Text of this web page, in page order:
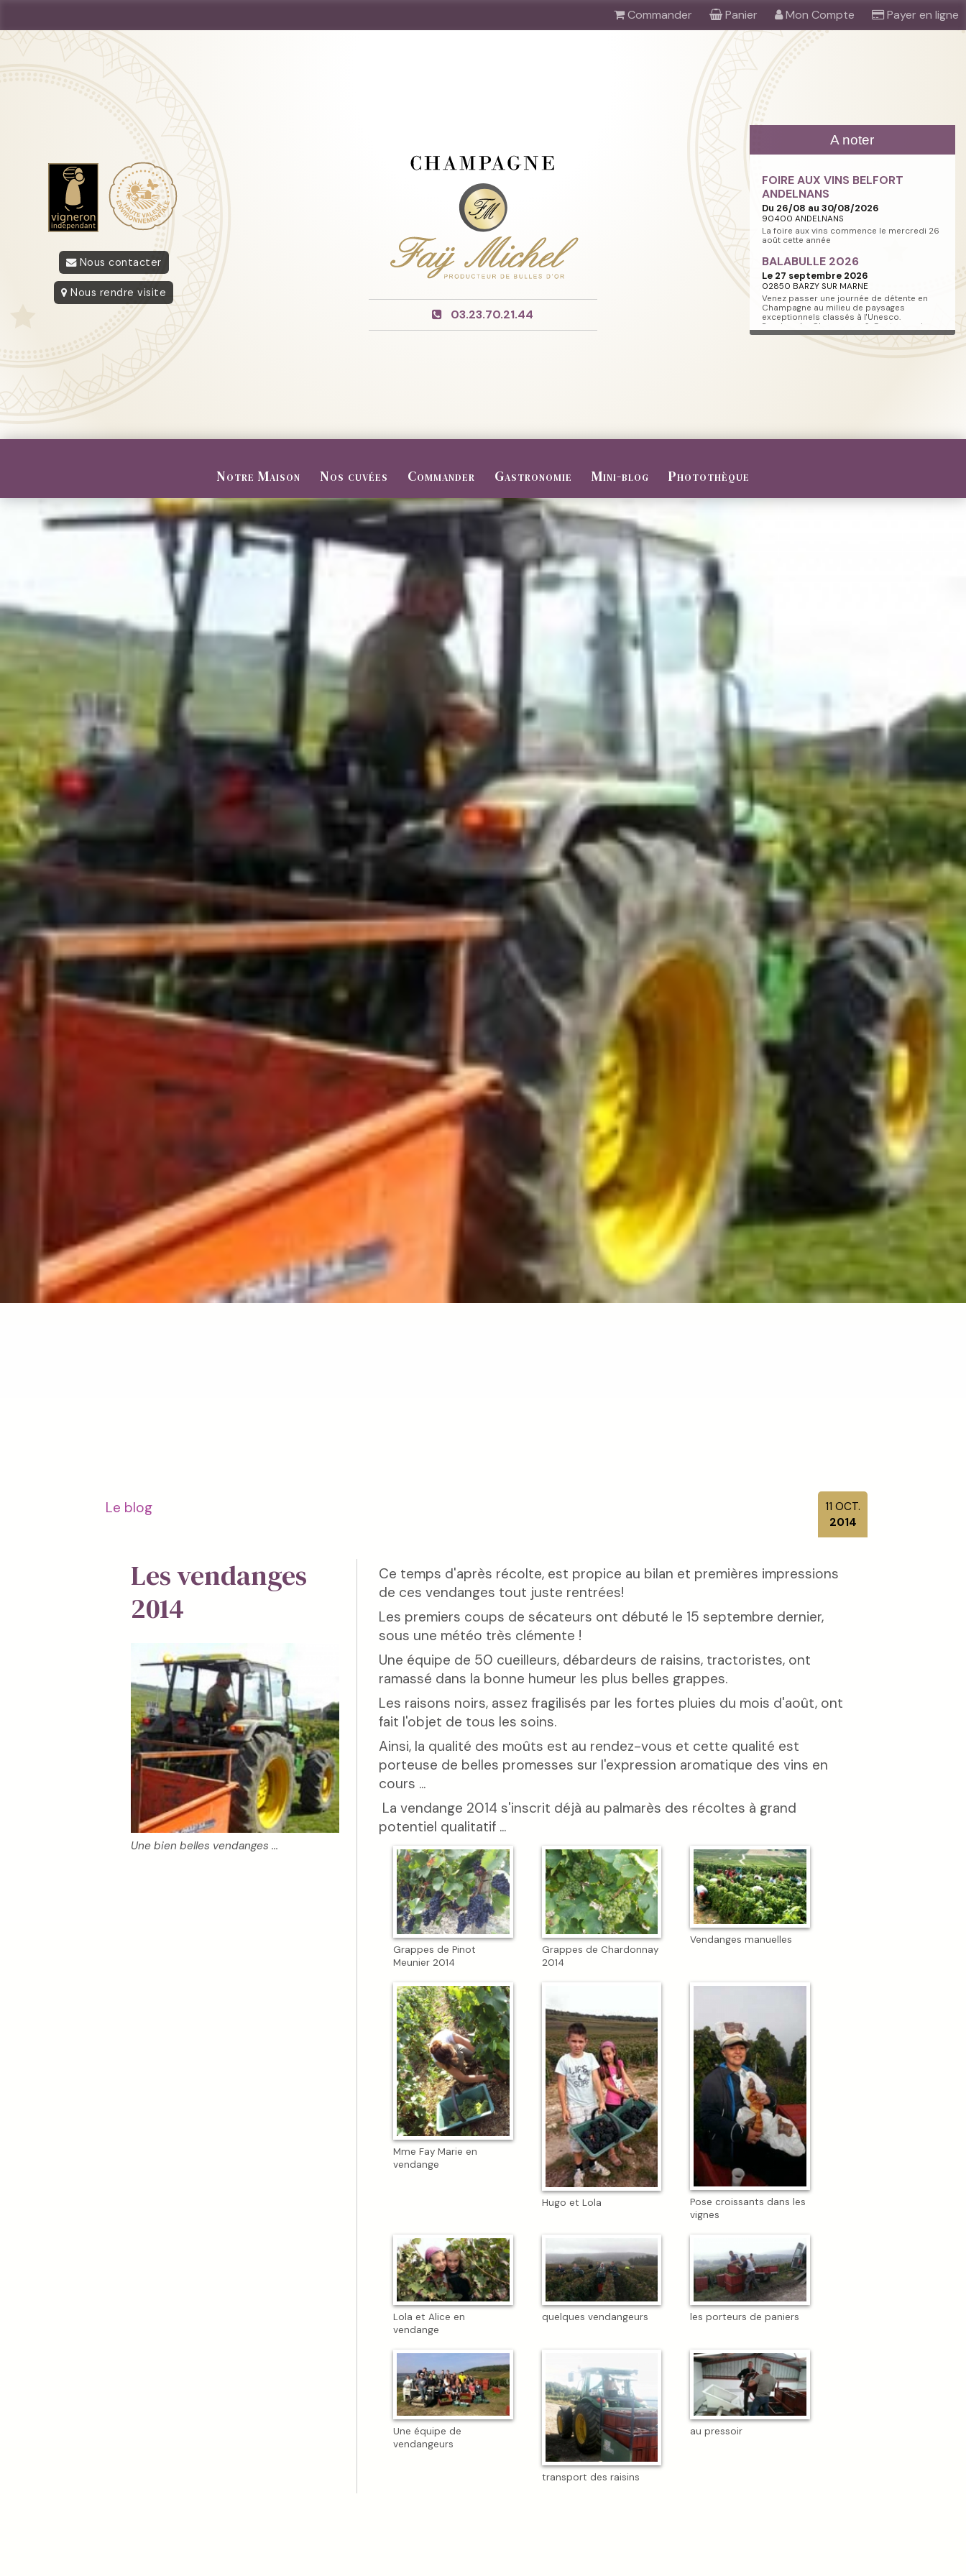
Commander Panier Mon Compte Payer en ligne
Nous contacter
Nous rendre visite
03.23.70.21.44
A noter
FOIRE AUX VINS BELFORT
ANDELNANS
Du 26/08 au 30/08/2026
90400 ANDELNANS
La foire aux vins commence le mercredi 26
août cette année
BALABULLE 2026
Le 27 septembre 2026
02850 BARZY SUR MARNE
Venez passer une journée de détente en
Champagne au milieu de paysages
exceptionnels classés à l'Unesco.
Randonnée, Champagne & Gastronomie au
RDV.
Notre Maison Nos cuvées Commander Gastronomie Mini-blog Photothèque
Le blog 11 OCT.
2014
Les vendanges
2014
Une bien belles vendanges ...
Ce temps d'après récolte, est propice au bilan et premières impressions
de ces vendanges tout juste rentrées!
Les premiers coups de sécateurs ont débuté le 15 septembre dernier,
sous une météo très clémente !
Une équipe de 50 cueilleurs, débardeurs de raisins, tractoristes, ont
ramassé dans la bonne humeur les plus belles grappes.
Les raisons noirs, assez fragilisés par les fortes pluies du mois d'août, ont
fait l'objet de tous les soins.
Ainsi, la qualité des moûts est au rendez-vous et cette qualité est
porteuse de belles promesses sur l'expression aromatique des vins en
cours ...
La vendange 2014 s'inscrit déjà au palmarès des récoltes à grand
potentiel qualitatif ...
Grappes de Pinot
Meunier 2014
Grappes de Chardonnay
2014
Vendanges manuelles
Mme Fay Marie en
vendange
Hugo et Lola
Pose croissants dans les
vignes
Lola et Alice en
vendange
quelques vendangeurs les porteurs de paniers
Une équipe de
vendangeurs
transport des raisins
au pressoir